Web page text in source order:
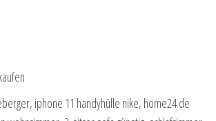
iphone 11 handyhülle nike, home24.de